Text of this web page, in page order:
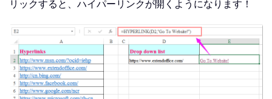
リックすると、ハイパーリンクが開くようになります！